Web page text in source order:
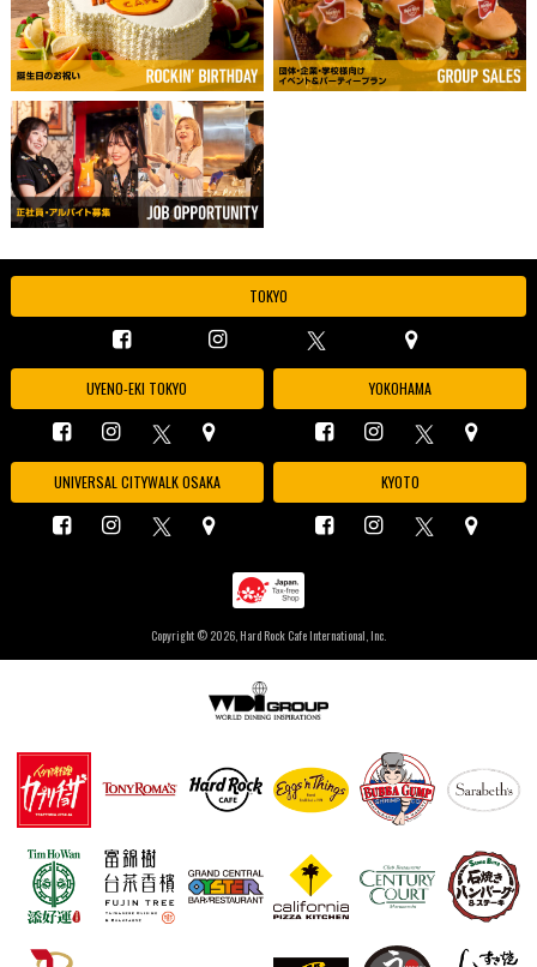
TOKYO
UYENO-EKI TOKYO YOKOHAMA
UNIVERSAL CITYWALK OSAKA KYOTO
Copyright © 2026, Hard Rock Cafe International, Inc.